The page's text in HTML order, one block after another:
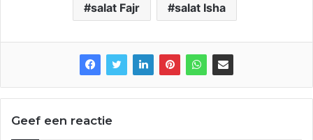
salat Fajr salat Isha
Geef een reactie